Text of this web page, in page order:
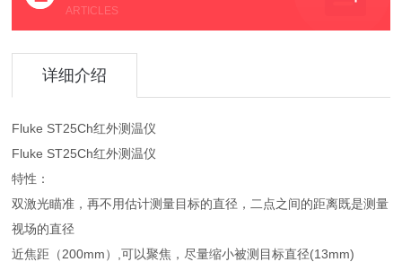
ARTICLES
详细介绍
Fluke ST25Ch红外测温仪
Fluke ST25Ch红外测温仪
特性：
双激光瞄准，再不用估计测量目标的直径，二点之间的距离既是测量
视场的直径
近焦距（200mm）,可以聚焦，尽量缩小被测目标直径(13mm)